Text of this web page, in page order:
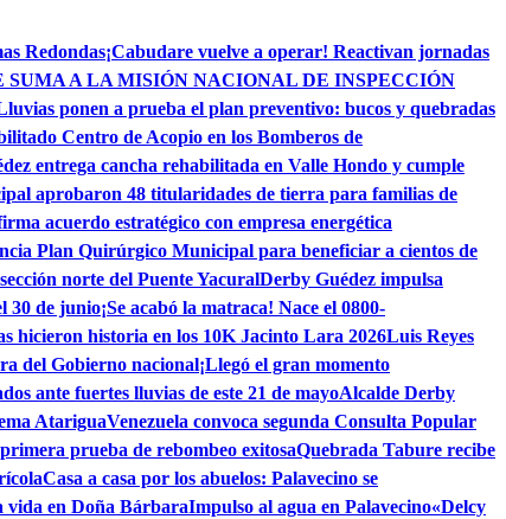
Redondas¡Cabudare vuelve a operar! Reactivan jornadas
SUMA A LA MISIÓN NACIONAL DE INSPECCIÓN
ponen a prueba el plan preventivo: bucos y quebradas
Centro de Acopio en los Bomberos de
entrega cancha rehabilitada en Valle Hondo y cumple
aprobaron 48 titularidades de tierra para familias de
acuerdo estratégico con empresa energética
Plan Quirúrgico Municipal para beneficiar a cientos de
norte del Puente YacuralDerby Guédez impulsa
30 de junio¡Se acabó la matraca! Nace el 0800-
hicieron historia en los 10K Jacinto Lara 2026Luis Reyes
del Gobierno nacional¡Llegó el gran momento
ante fuertes lluvias de este 21 de mayoAlcalde Derby
AtariguaVenezuela convoca segunda Consulta Popular
prueba de rebombeo exitosaQuebrada Tabure recibe
Casa a casa por los abuelos: Palavecino se
vida en Doña BárbaraImpulso al agua en Palavecino«Delcy